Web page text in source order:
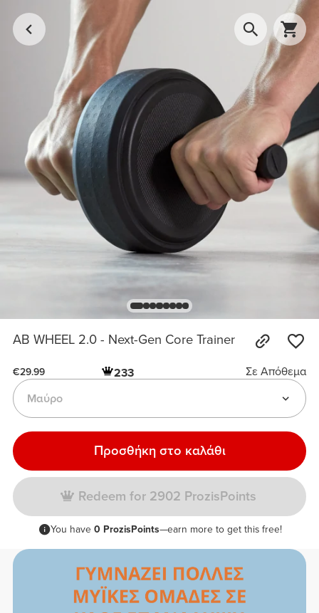
AB WHEEL 2.0 - Next-Gen Core Trainer
€29.99 233
Σε Απόθεμα
Μαύρο
Προσθήκη στο καλάθι
Redeem for 2902 ProzisPoints
You have 0 ProzisPoints—earn more to get this free!